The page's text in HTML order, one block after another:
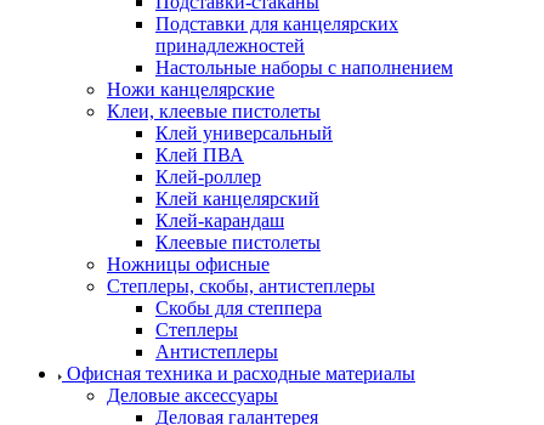
Подставки для канцелярских
принадлежностей
Настольные наборы с наполнением
Ножи канцелярские
Клеи, клеевые пистолеты
Клей универсальный
Клей ПВА
Клей-роллер
Клей канцелярский
Клей-карандаш
Клеевые пистолеты
Ножницы офисные
Степлеры, скобы, антистеплеры
Скобы для степпера
Степлеры
Антистеплеры
Офисная техника и расходные материалы
Деловые аксессуары
Деловая галантерея